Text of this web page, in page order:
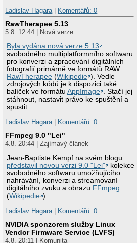
Ladislav Hagara| Komentářů: 0
RawTherapee 5.13
5.8. 12:44 | Nová verze
Byla vydána nová verze 5.13
svobodného multiplatformního softwaru
pro konverzi a zpracování digitálních
fotografií primárně ve formátů RAW
RawTherapee (Wikipedie ). Vedle
zdrojových kódů je k dispozici také
balíček ve formátuAppImage . Stačí jej
stáhnout, nastavit právo ke spuštění a
spustit.
Ladislav Hagara| Komentářů: 0
FFmpeg 9.0 "Lei"
4.8. 20:44 | Zajímavý článek
Jean-Baptiste Kempf na svém blogu
představil novou verzi 9.0 "Lei"
kolekce
svobodného softwaru umožňujícího
nahrávání, konverzi a streamovaní
digitálního zvuku a obrazu FFmpeg
(Wikipedie ).
Ladislav Hagara| Komentářů: 0
NVIDIA sponzorem služby Linux
Vendor Firmware Service (LVFS)
4.8. 20:11 | Komunita